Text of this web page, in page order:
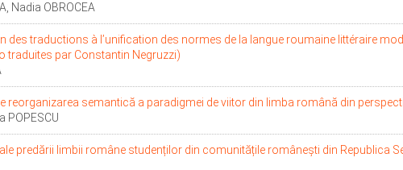
Nadia OBROCEA
des traductions à l’unification des normes de la langue roumaine littéraire
traduites par Constantin Negruzzi)
reorganizarea semantică a paradigmei de viitor din limba română din
POPESCU
predării limbii române studenților din comunitățile românești din Republica